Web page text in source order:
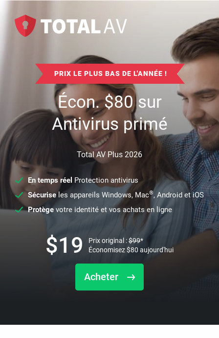
PRIX LE PLUS BAS DE L'ANNÉE !
Écon.$80sur
Antivirus primé
Total AV Plus 2026
En temps réel Protection antivirus
Sécuriseles appareils Windows, Mac®, Android et iOS
Protège votre identité et vos achats en ligne
Acheter
$19 Prix original :$99*
Économisez$80 aujourd'hui